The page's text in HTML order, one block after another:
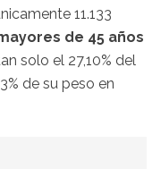
11.133
de 45 años
solo el 27,10% del
de su peso en